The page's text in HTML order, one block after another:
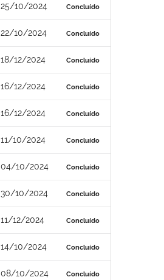
25/10/2024 Concluído
22/10/2024 Concluído
18/12/2024 Concluído
16/12/2024 Concluído
16/12/2024 Concluído
11/10/2024 Concluído
04/10/2024 Concluído
30/10/2024 Concluído
11/12/2024 Concluído
14/10/2024 Concluído
08/10/2024 Concluído